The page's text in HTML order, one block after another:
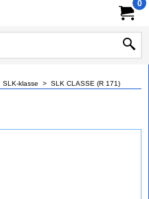
0
SLK-klasse > SLK CLASSE (R 171)